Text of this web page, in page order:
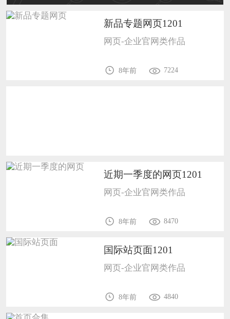
恭喜136****9807用户作品已成功备案！
恭喜159****4930用户作品已成功备案！
恭喜150****6483用户作品已成功备案！
新品专题网页1201
网页-企业官网类作品
8年前 7224
近期一季度的网页1201
网页-企业官网类作品
8年前 8470
国际站页面1201
网页-企业官网类作品
8年前 4840